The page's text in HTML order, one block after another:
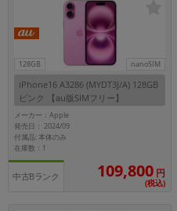
128GB nanoSIM
iPhone16 A3286 (MYDT3J/A) 128GB
ピンク 【au版SIMフリー】
メーカー：Apple
発売日： 2024/09
付属品: 本体のみ
在庫数：1
中古Bランク 109,800 円
(税込)
各項目のチェックボックスは「or検索」となります。